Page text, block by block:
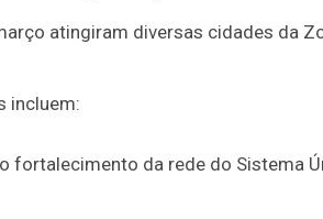
atingiram diversas cidades da
incluem:
fortalecimento da rede do Sistema